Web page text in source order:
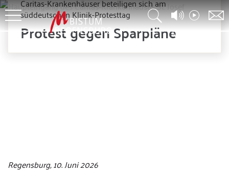
Caritas-Krankenhäuser beteiligen sich am
süddeutschen Klinik-Protesttag
Protest gegen Sparpläne© Lukas Pokorny
Regensburg, 10. Juni 2026